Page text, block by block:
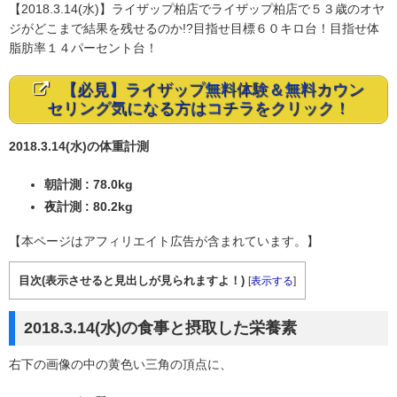
【2018.3.14(水)】ライザップ柏店でライザップ柏店で５３歳のオヤ
ジがどこまで結果を残せるのか!?目指せ目標６０キロ台！目指せ体
脂肪率１４パーセント台！
【必見】ライザップ無料体験＆無料カウン
セリング気になる方はコチラをクリック！
2018.3.14(水)の体重計測
朝計測 : 78.0kg
夜計測 : 80.2kg
【本ページはアフィリエイト広告が含まれています。】
目次(表示させると見出しが見られますよ！) [表示する]
2018.3.14(水)の食事と摂取した栄養素
右下の画像の中の黄色い三角の頂点に、